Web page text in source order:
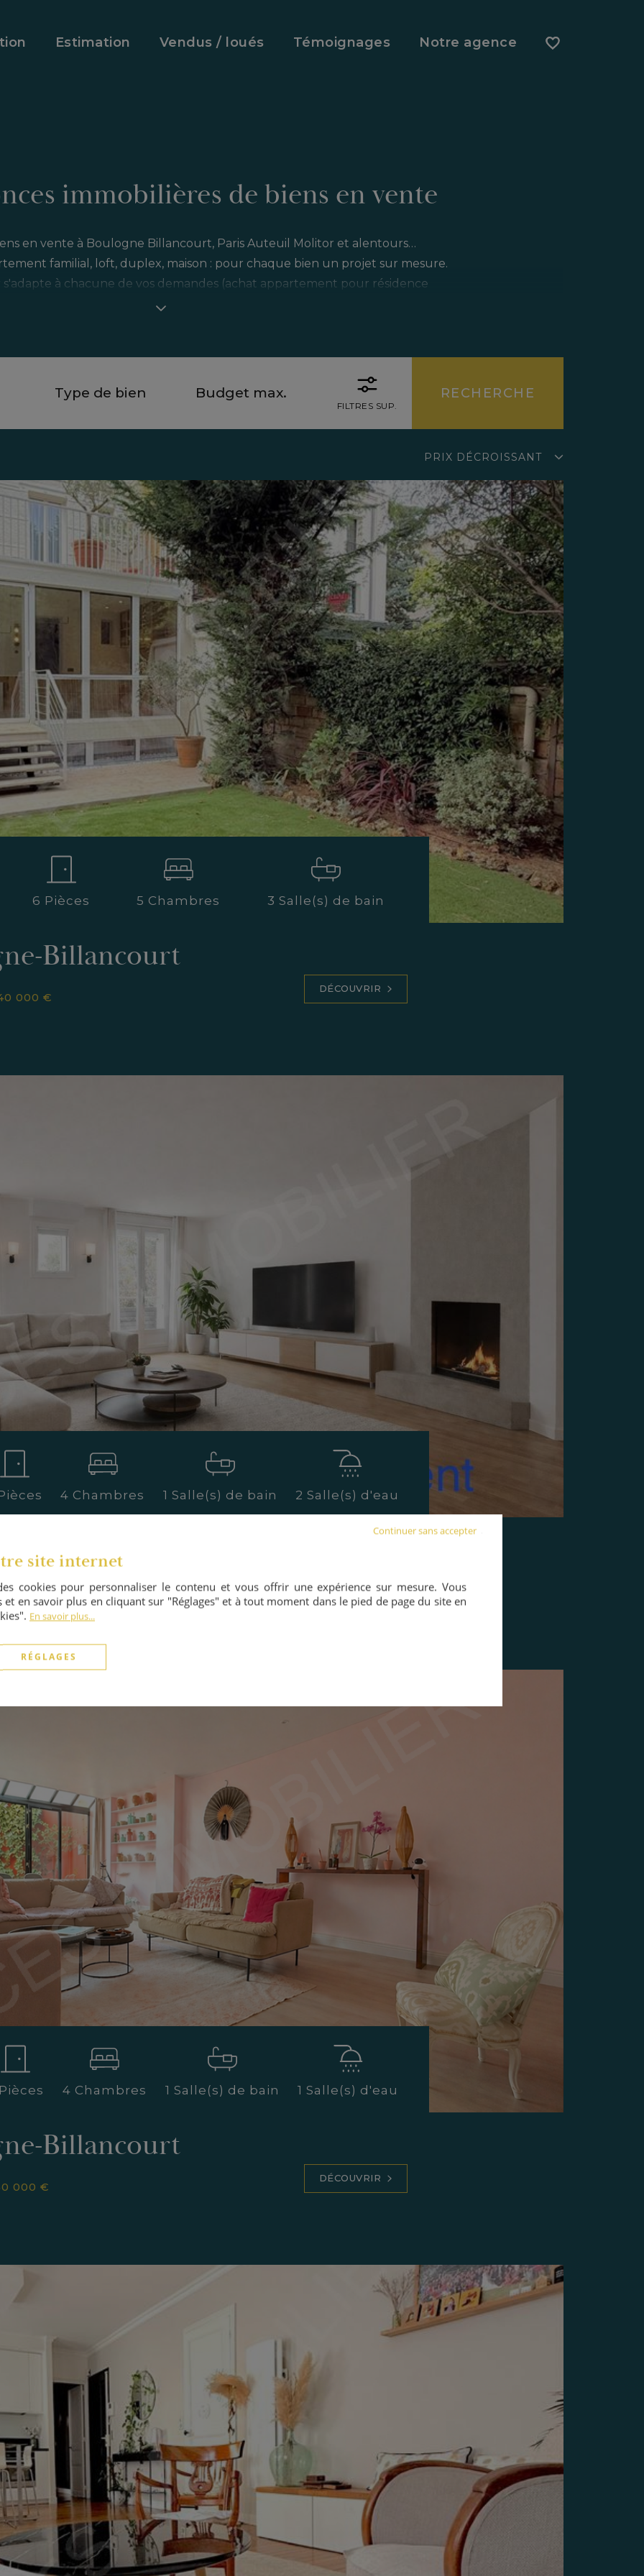
Estimation Vendus / loués Témoignages Notre agence
immobilières de biens en vente
en vente à Boulogne Billancourt, Paris Auteuil Molitor et alentours…
familial, loft, duplex, maison : pour chaque bien un projet sur mesure.
s'adapte à chacune de vos demandes (achat appartement pour résidence
principale ou secondaire, investissement locatif….)
Type de bien Budget max.
FILTRES SUP.
PRIX DÉCROISSANT
6 Pièces 5 Chambres 3 Salle(s) de bain
Billancourt
000 €
DÉCOUVRIR
4 Chambres 1 Salle(s) de bain 2 Salle(s) d'eau
Billancourt
000 €
DÉCOUVRIR
4 Chambres 1 Salle(s) de bain 1 Salle(s) d'eau
Billancourt
000 €
DÉCOUVRIR
Continuer sans accepter
site internet
cookies pour personnaliser le contenu et vous offrir une expérience sur mesure. Vous
et en savoir plus en cliquant sur "Réglages" et à tout moment dans le pied de page du site en
En savoir plus...
RÉGLAGES